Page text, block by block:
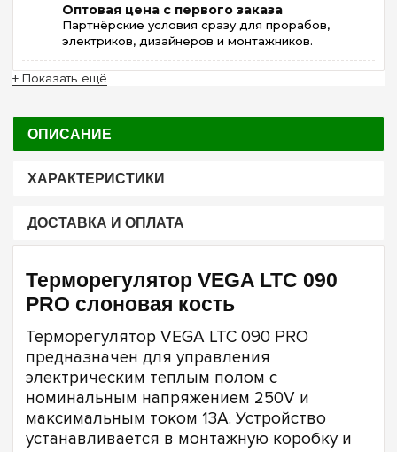
Оптовая цена с первого заказа
Партнёрские условия сразу для прорабов,
электриков, дизайнеров и монтажников.
+ Показать ещё
ОПИСАНИЕ
ХАРАКТЕРИСТИКИ
ДОСТАВКА И ОПЛАТА
Терморегулятор VEGA LTC 090
PRO слоновая кость
Терморегулятор VEGA LTC 090 PRO
предназначен для управления
электрическим теплым полом с
номинальным напряжением 250V и
максимальным током 13A. Устройство
устанавливается в монтажную коробку и